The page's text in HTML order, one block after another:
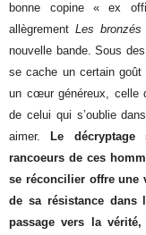
bonne copine « ex
allègrement Les
nouvelle bande. Sous
se cache un certain goût
un cœur généreux, celle
de celui qui s’oublie
aimer.
Le
rancoeurs de ces
se réconcilier offre une
de sa résistance dans
passage vers la